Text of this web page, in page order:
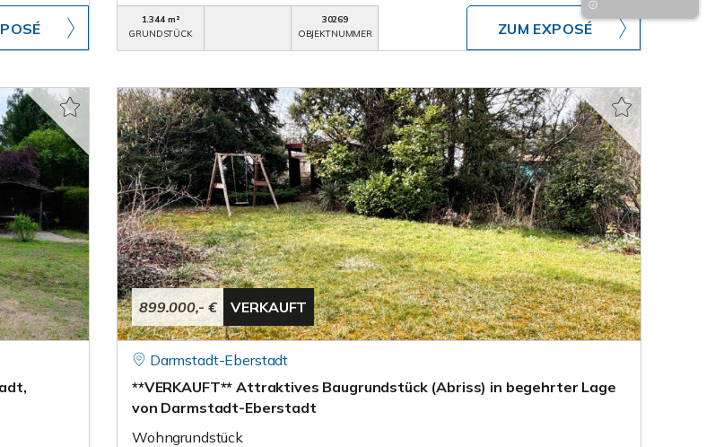
1.344 m²
GRUNDSTÜCK
30269
OBJEKTNUMMER
ZUM EXPOSÉ
899.000,- € VERKAUFT
Darmstadt-Eberstadt
**VERKAUFT** Attraktives Baugrundstück (Abriss) in begehrter Lage
von Darmstadt-Eberstadt
Wohngrundstück